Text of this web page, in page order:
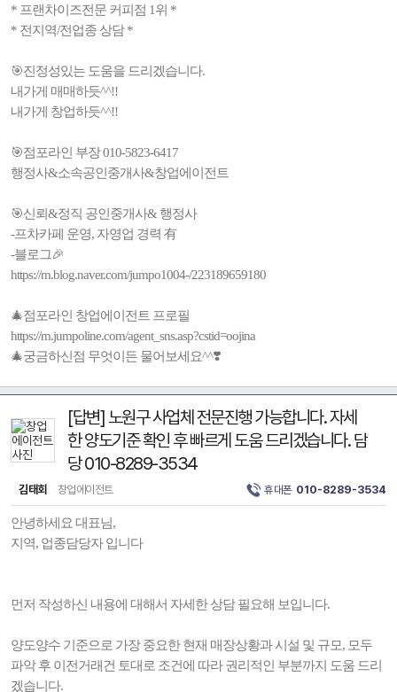
* 프랜차이즈전문 커피점 1위 *
* 전지역/전업종 상담 *
🎯진정성있는 도움을 드리겠습니다.
내가게 매매하듯^^!!
내가게 창업하듯^^!!
🎯점포라인 부장 010-5823-6417
행정사&소속공인중개사&창업에이전트
🎯신뢰&정직 공인중개사& 행정사
-프차카페 운영, 자영업 경력 有
-블로그🎉
https://m.blog.naver.com/jumpo1004-/223189659180
🎄점포라인 창업에이전트 프로필
https://m.jumpoline.com/agent_sns.asp?cstid=oojina
🎄궁금하신점 무엇이든 물어보세요^^❣️
[답변] 노원구 사업체 전문진행 가능합니다. 자세
한 양도기준 확인 후 빠르게 도움 드리겠습니다. 담
당 010-8289-3534
김태회 창업에이전트 휴대폰 010-8289-3534
안녕하세요 대표님,
지역, 업종담당자 입니다
먼저 작성하신 내용에 대해서 자세한 상담 필요해 보입니다.
양도양수 기준으로 가장 중요한 현재 매장상황과 시설 및 규모, 모두
파악 후 이전거래건 토대로 조건에 따라 권리적인 부분까지 도움 드리
겠습니다.